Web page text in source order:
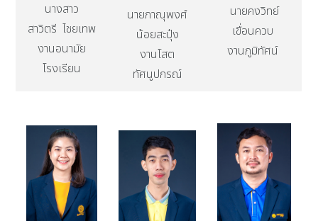
นางสาว
สาวิตรี ไชยเทพ
งานอนามัย
โรงเรียน
นายภาณุพงศ์
น้อยสะปุ๋ง
งานโสต
ทัศนูปกรณ์
นายคงวิทย์
เขื่อนควบ
งานภูมิทัศน์